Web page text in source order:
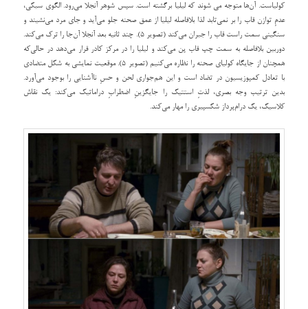
کولیاست. آن‌ها متوجه می شوند که لیلیا برگشته است. سپس شوهر آنجلا می‌رود. الگوی سبکی،
عدمِ توازن قاب را بر نمی‌تابد لذا بلافاصله لیلیا از عمق صحنه جلو می‌آید و جای مرد می‌نشیند و
سنگینی سمت راست قاب را جبران می‌کند (تصویر 5). چند ثانیه بعد آنجلا آن‌جا را ترک می‌کند.
دوربین بلافاصله به سمت چپ قاب پن می‌کند و لیلیا را در مرکز کادر قرار می‌دهد در حالی‌که
همچنان از جایگاه کولیای صحنه را نظاره می‌کنیم (تصویر 5). موقعیت نمایشی به شکل متضادی
با تعادل کمپوزیسیون در تضاد است و این هم‌جواری لحن و حسِ ناآشنایی را بوجود می‌آورد.
بدین ترتیب وجه بصری، لذتِ استتیک را جایگزینِ اضطرابِ دراماتیک می‌کند: یک نقاش
کلاسیک، یک درام‌پرداز شکسپیری را مهار می‌کند.